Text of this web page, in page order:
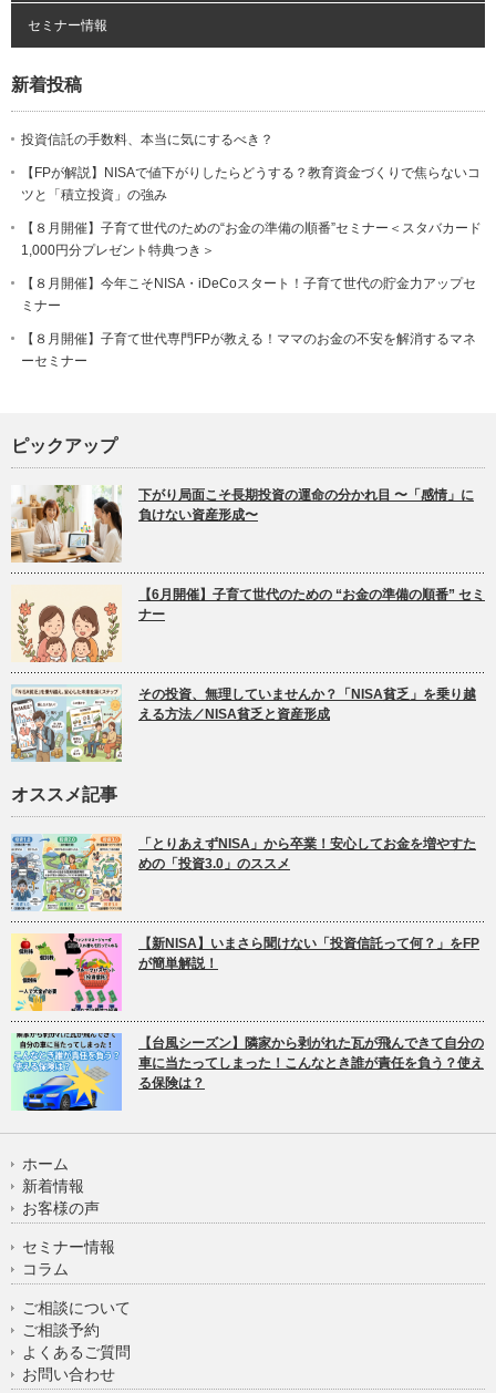
セミナー情報
新着投稿
投資信託の手数料、本当に気にするべき？
【FPが解説】NISAで値下がりしたらどうする？教育資金づくりで焦らないコ
ツと「積立投資」の強み
【８月開催】子育て世代のための“お金の準備の順番”セミナー＜スタバカード
1,000円分プレゼント特典つき＞
【８月開催】今年こそNISA・iDeCoスタート！子育て世代の貯金力アップセ
ミナー
【８月開催】子育て世代専門FPが教える！ママのお金の不安を解消するマネ
ーセミナー
ピックアップ
下がり局面こそ長期投資の運命の分かれ目 〜「感情」に
負けない資産形成〜
【6月開催】子育て世代のための “お金の準備の順番” セミ
ナー
その投資、無理していませんか？「NISA貧乏」を乗り越
える方法／NISA貧乏と資産形成
オススメ記事
「とりあえずNISA」から卒業！安心してお金を増やすた
めの「投資3.0」のススメ
【新NISA】いまさら聞けない「投資信託って何？」をFP
が簡単解説！
【台風シーズン】隣家から剥がれた瓦が飛んできて自分の
車に当たってしまった！こんなとき誰が責任を負う？使え
る保険は？
ホーム
新着情報
お客様の声
セミナー情報
コラム
ご相談について
ご相談予約
よくあるご質問
お問い合わせ